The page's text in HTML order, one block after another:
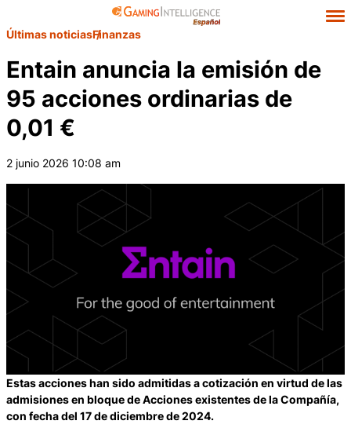
Últimas noticiasFinanzas
Entain anuncia la emisión de
95 acciones ordinarias de
0,01 €
2 junio 2026 10:08 am
Estas acciones han sido admitidas a cotización en virtud de las
admisiones en bloque de Acciones existentes de la Compañía,
con fecha del 17 de diciembre de 2024.